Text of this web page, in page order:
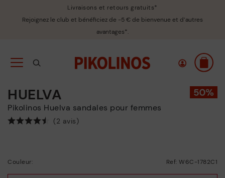
Livraisons et retours gratuits*
Rejoignez le club et bénéficiez de -5 € de bienvenue et d’autres
avantages*.
HUELVA
Pikolinos Huelva sandales pour femmes
(2 avis)
Couleur: Ref: W6C-1782C1